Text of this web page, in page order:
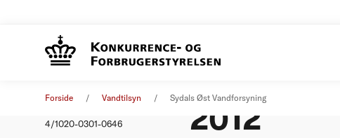
Forside Vandtilsyn Sydals Øst Vandforsyning
4/1020-0301-0646
2012